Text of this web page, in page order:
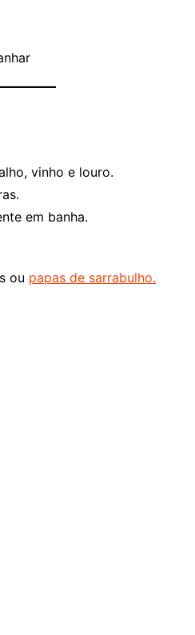
vinho e louro.
em banha.
ou papas de sarrabulho.